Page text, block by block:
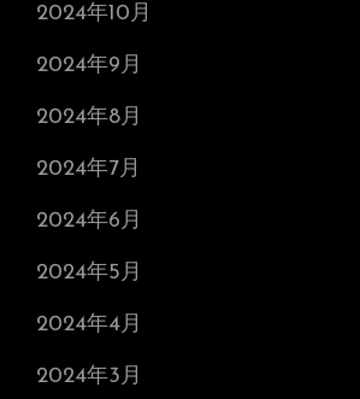
2024年10月
2024年9月
2024年8月
2024年7月
2024年6月
2024年5月
2024年4月
2024年3月